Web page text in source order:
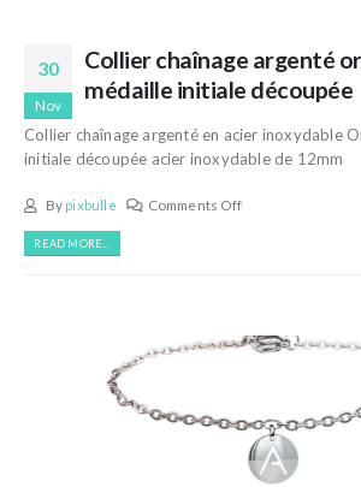
30
Nov
Collier chaînage argenté
médaille initiale découpée
Collier chaînage argenté en acier inoxydable
initiale découpée acier inoxydable de 12mm
Bypixbulle Comments Off
READ MORE...